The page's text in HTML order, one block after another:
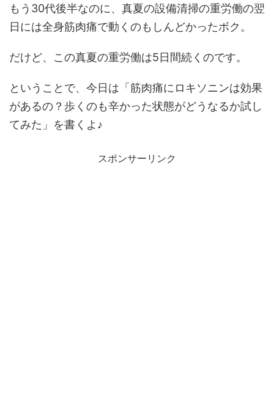
もう30代後半なのに、真夏の設備清掃の重労働の翌
日には全身筋肉痛で動くのもしんどかったボク。
だけど、この真夏の重労働は5日間続くのです。
ということで、今日は「筋肉痛にロキソニンは効果
があるの？歩くのも辛かった状態がどうなるか試し
てみた」を書くよ♪
スポンサーリンク